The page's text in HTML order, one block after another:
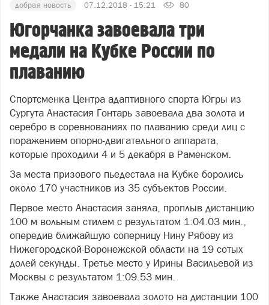
добрая новость 07.12.2018 - 15:21 80
Югорчанка завоевала три
медали на Кубке России по
плаванию
Спортсменка Центра адаптивного спорта Югры из
Сургута Анастасия Гонтарь завоевала два золота и
серебро в соревнованиях по плаванию среди лиц с
поражением опорно-двигательного аппарата,
которые проходили 4 и 5 декабря в Раменском.
За места призового пьедестала на Кубке боролись
около 170 участников из 35 субъектов России.
Первое место Анастасия заняла, проплыв дистанцию
100 м вольным стилем с результатом 1:04.03 мин.,
опередив ближайшую соперницу Нину Рябову из
Нижегородской-Воронежской области на 19 сотых
долей секунды. Третье место у Ирины Васильевой из
Москвы с результатом 1:09.53 мин.
Также Анастасия завоевала золото на дистанции 100